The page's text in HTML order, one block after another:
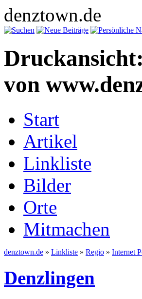
denztown.de
von
Start
Artikel
Linkliste
Bilder
Orte
Mitmachen
denztown.de » Linkliste » Regio » Internet
Denzlingen